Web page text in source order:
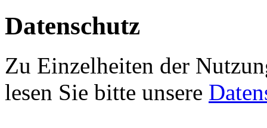
Datenschutz
Zu Einzelheiten der
lesen Sie bitte unsere